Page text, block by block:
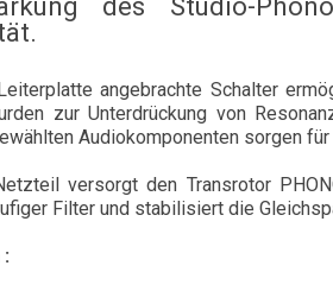
angebrachte Schalter
zur Unterdrückung von
Audiokomponenten sorgen
versorgt den Transrotor
Filter und stabilisiert die